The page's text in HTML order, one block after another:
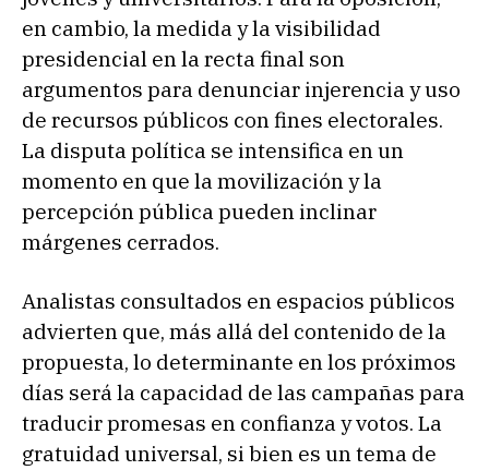
en cambio, la medida y la visibilidad
presidencial en la recta final son
argumentos para denunciar injerencia y uso
de recursos públicos con fines electorales.
La disputa política se intensifica en un
momento en que la movilización y la
percepción pública pueden inclinar
márgenes cerrados.
Analistas consultados en espacios públicos
advierten que, más allá del contenido de la
propuesta, lo determinante en los próximos
días será la capacidad de las campañas para
traducir promesas en confianza y votos. La
gratuidad universal, si bien es un tema de